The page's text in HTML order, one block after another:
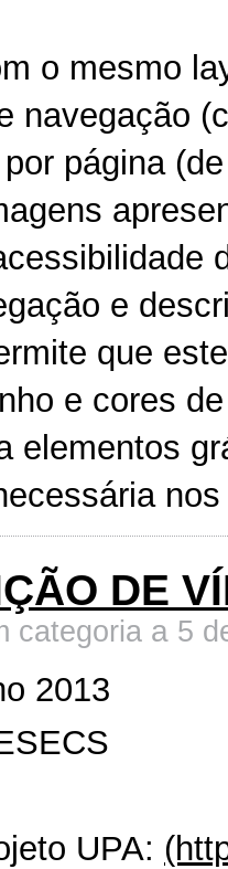
o mesmo
navegação
página
e
que
e cores
elementos
DE
categoria a 5
2013
UPA: